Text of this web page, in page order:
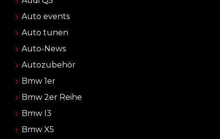
Auto events
Auto tunen
Auto-News
Autozubehör
Bmw 1er
Bmw 2er Reihe
Bmw I3
Bmw X5